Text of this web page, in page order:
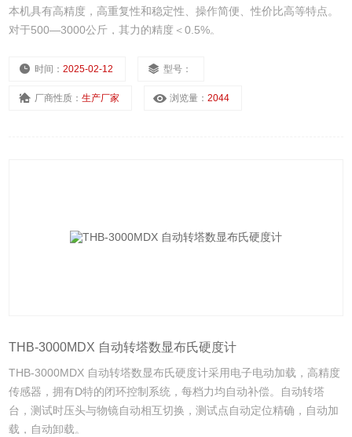
本机具有高精度，高重复性和稳定性、操作简便、性价比高等特点。
对于500—3000公斤，其力的精度＜0.5%。
时间：2025-02-12 型号：
厂商性质：生产厂家 浏览量：2044
THB-3000MDX 自动转塔数显布氏硬度计
THB-3000MDX 自动转塔数显布氏硬度计采用电子电动加载，高精度
传感器，拥有D特的闭环控制系统，每档力均自动补偿。自动转塔
台，测试时压头与物镜自动相互切换，测试点自动定位精确，自动加
载，自动卸载。